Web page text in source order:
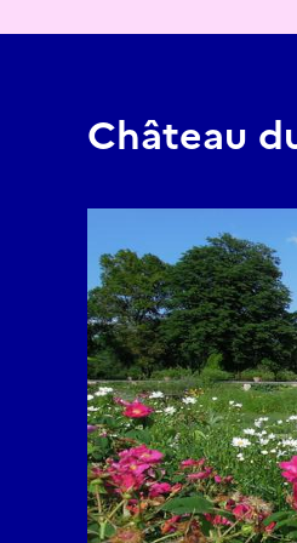
Château